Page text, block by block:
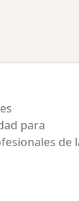
para
de